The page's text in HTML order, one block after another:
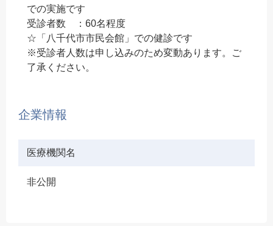
での実施です
受診者数 ：60名程度
☆「八千代市市民会館」での健診です
※受診者人数は申し込みのため変動あります。ご
了承ください。
企業情報
医療機関名
非公開